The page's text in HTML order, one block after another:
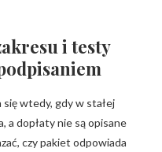
i testy
się wtedy, gdy w stałej
a dopłaty nie są opisane
czy pakiet odpowiada